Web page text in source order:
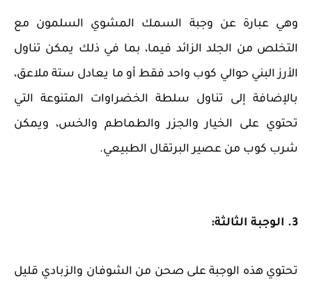
وهي عبارة عن وجبة السمك المشوي السلمون مع
التخلص من الجلد الزائد فيما، بما في ذلك يمكن تناول
الأرز البني حوالي كوب واحد فقط أو ما يعادل ستة ملاعق،
بالإضافة إلى تناول سلطة الخضراوات المتنوعة التي
تحتوي على الخيار والجزر والطماطم والخس، ويمكن
شرب كوب من عصير البرتقال الطبيعي.
3. الوجبة الثالثة:
تحتوي هذه الوجبة على صحن من الشوفان والزبادي قليل